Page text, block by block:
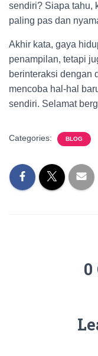
sendiri? Siapa tahu,
paling pas dan
Akhir kata, gaya
penampilan, tetapi
berinteraksi dengan
mencoba hal-hal
sendiri. Selamat
Categories: BLOG
0